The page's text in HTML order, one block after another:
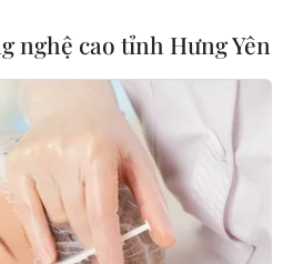
một phần
cho
nghệ cao tỉnh Hưng Yên